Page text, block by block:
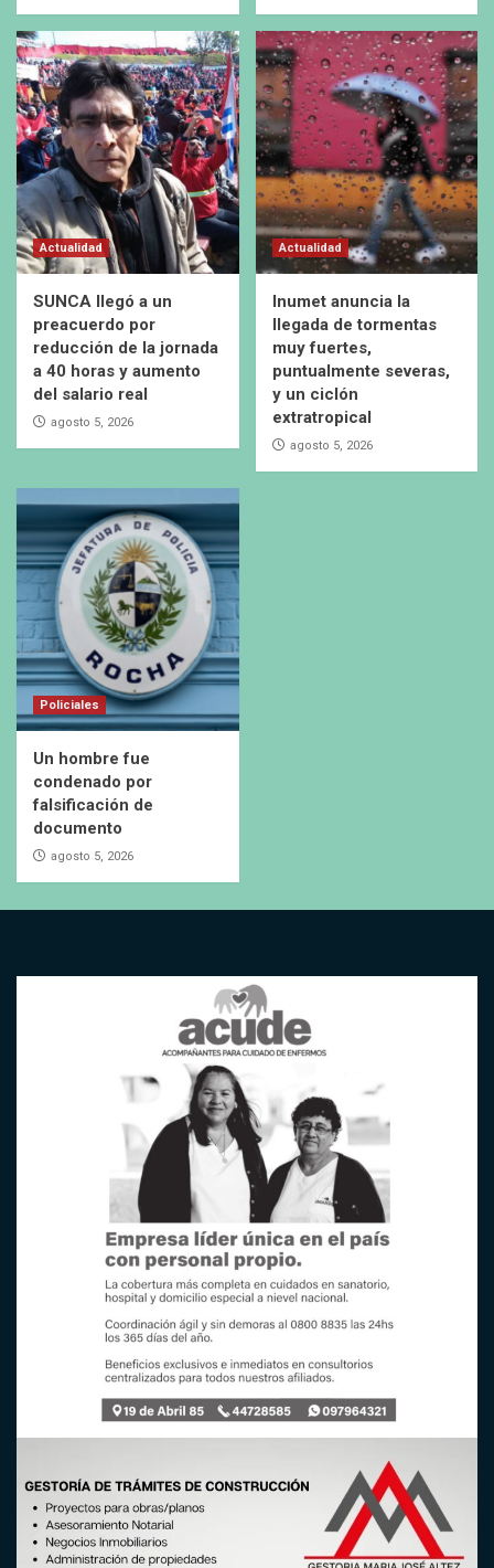
Actualidad
SUNCA llegó a un
preacuerdo por
reducción de la jornada
a 40 horas y aumento
del salario real
agosto 5, 2026
Actualidad
Inumet anuncia la
llegada de tormentas
muy fuertes,
puntualmente severas,
y un ciclón
extratropical
agosto 5, 2026
Policiales
Un hombre fue
condenado por
falsificación de
documento
agosto 5, 2026